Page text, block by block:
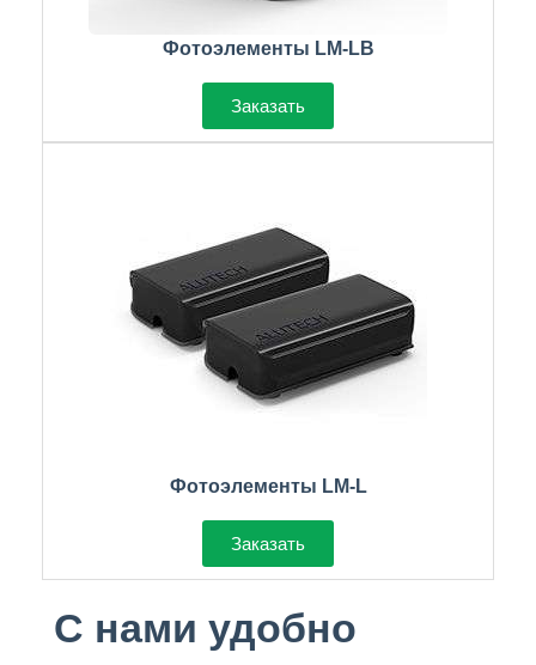
Фотоэлементы LM-LB
Заказать
Фотоэлементы LM-L
Заказать
С нами удобно